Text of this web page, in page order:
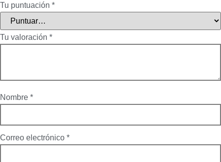
Tu puntuación *
Tu valoración *
Nombre *
Correo electrónico *